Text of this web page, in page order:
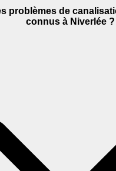
problèmes de
connus à Niverlée ?